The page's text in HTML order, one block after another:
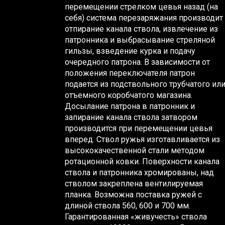
перемещении стрелком цевья назад (на
себя) система перезаряжания производит
отпирание канала ствола, извлечение из
патронника и выбрасывание стреляной
гильзы, взведение курка и подачу
очередного патрона. В зависимости от
положения переключателя патрон
подается из подствольного трубчатого или
отъемного коробчатого магазина.
Досылание патрона в патронник и
запирание канала ствола затвором
производится при перемещении цевья
вперед. Ствол ружья изготавливается из
высококачественной стали методом
ротационной ковки. Поверхности канала
ствола и патронника хромированы, над
стволом закреплена вентилируемая
планка. Возможна поставка ружей с
длиной ствола 560, 600 и 700 мм.
Гарантированная «живучесть» ствола